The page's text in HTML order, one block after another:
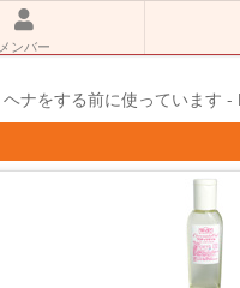
メンバー
ヘナをする前に使っています